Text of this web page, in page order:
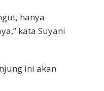
hanya
kata Suyani
ini akan